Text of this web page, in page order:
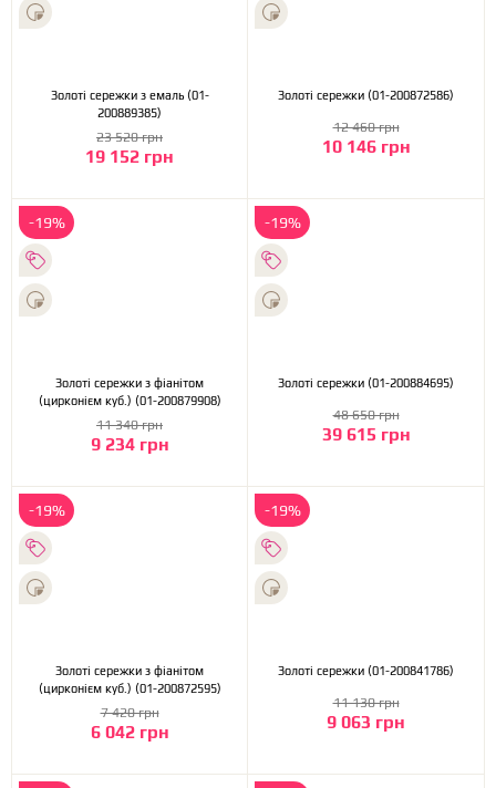
Золоті сережки з емаль (01-
200889385)
19 152 грн
23 520 грн
Золоті сережки (01-200872586)
10 146 грн
12 460 грн
-19%
Золоті сережки з фіанітом
(цирконієм куб.) (01-200879908)
9 234 грн
11 340 грн
-19%
Золоті сережки (01-200884695)
39 615 грн
48 650 грн
-19%
Золоті сережки з фіанітом
(цирконієм куб.) (01-200872595)
6 042 грн
7 420 грн
-19%
Золоті сережки (01-200841786)
9 063 грн
11 130 грн